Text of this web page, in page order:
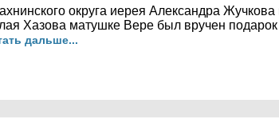
округа иерея Александра
Хазова матушке Вере был вручен
дальше...